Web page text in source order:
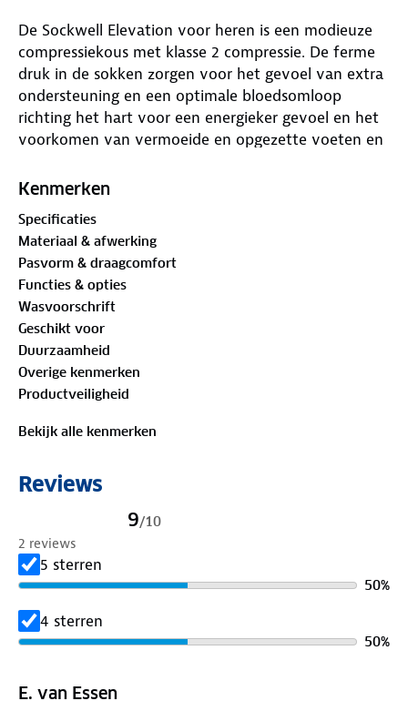
De Sockwell Elevation voor heren is een modieuze
compressiekous met klasse 2 compressie. De ferme
druk in de sokken zorgen voor het gevoel van extra
ondersteuning en een optimale bloedsomloop
richting het hart voor een energieker gevoel en het
voorkomen van vermoeide en opgezette voeten en
dragen bij aan een hoog draagcomfort.
Kenmerken
Specificaties
Materiaal & afwerking
Pasvorm & draagcomfort
Functies & opties
Wasvoorschrift
Geschikt voor
Duurzaamheid
Overige kenmerken
Productveiligheid
Bekijk alle kenmerken
Reviews
9/10
2 reviews
5 sterren
50%
4 sterren
50%
E. van Essen